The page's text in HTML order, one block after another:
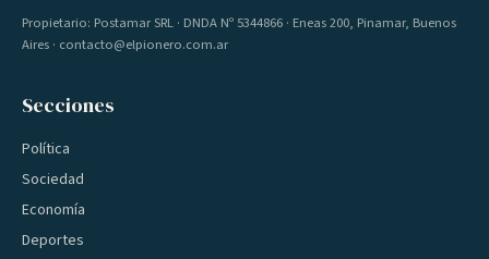
Propietario: Postamar SRL · DNDA Nº 5344866 · Eneas 200, Pinamar, Buenos
Aires · contacto@elpionero.com.ar
Secciones
Política
Sociedad
Economía
Deportes